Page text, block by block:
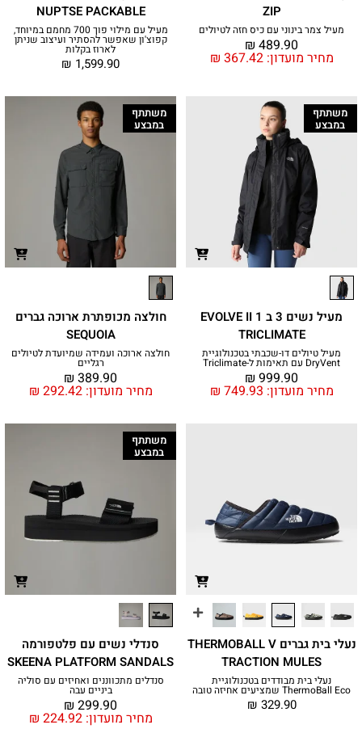
ZIP
מעיל צמר בינוני עם כיס חזה לטיולים
מחיר מועדון: ₪ 367.42
₪ 489.90
NUPTSE PACKABLE
מעיל עם מילוי פוך 700 מחמם במיוחד,
קפוצ'ון שאפשר להסתיר ועיצוב שניתן
לארוז בקלות
₪ 1,599.90
משתתף
במבצע
מעיל נשים 3 ב 1 EVOLVE II
TRICLIMATE
מעיל טיולים דו-שכבתי בטכנולוגיית
DryVent עם תאימות ל-Triclimate
מחיר מועדון: ₪ 749.93
₪ 999.90
משתתף
במבצע
חולצה מכופתרת ארוכה גברים
SEQUOIA
חולצה ארוכה ועמידה שמיועדת לטיולים
רגליים
מחיר מועדון: ₪ 292.42
₪ 389.90
נעלי בית גברים THERMOBALL V
TRACTION MULES
נעלי בית מבודדים בטכנולוגיית
ThermoBall Eco שמציעים אחיזה טובה
₪ 329.90
משתתף
במבצע
סנדלי נשים עם פלטפורמה
SKEENA PLATFORM SANDALS
סנדלים מתכווננים ואחיזים עם סוליה
ביניים עבה
מחיר מועדון: ₪ 224.92
₪ 299.90